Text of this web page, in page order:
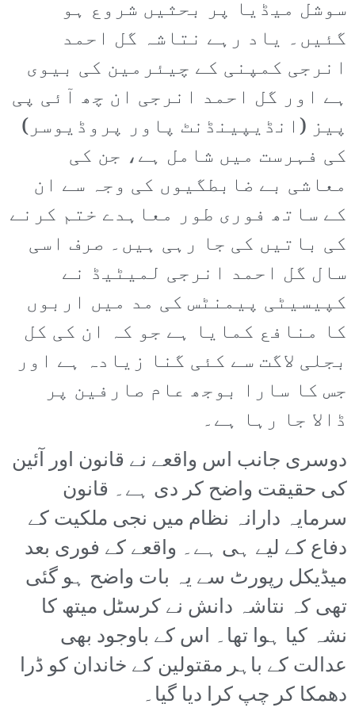
سوشل میڈیا پر بحثیں شروع ہو
گئیں۔ یاد رہے نتاشہ گل احمد
انرجی کمپنی کے چیئرمین کی بیوی
ہے اور گل احمد انرجی ان چھ آئی پی
پیز (انڈیپینڈنٹ پاور پروڈیوسر)
کی فہرست میں شامل ہے، جن کی
معاشی بے ضابطگیوں کی وجہ سے ان
کے ساتھ فوری طور معاہدے ختم کرنے
کی باتیں کی جا رہی ہیں۔ صرف اسی
سال گل احمد انرجی لمیٹیڈ نے
کپیسیٹی پیمنٹس کی مد میں اربوں
کا منافع کمایا ہے جو کہ ان کی کل
بجلی لاگت سے کئی گنا زیادہ ہے اور
جس کا سارا بوجھ عام صارفین پر
ڈالا جا رہا ہے۔
دوسری جانب اس واقعے نے قانون اور آئین
کی حقیقت واضح کر دی ہے۔ قانون
سرمایہ دارانہ نظام میں نجی ملکیت کے
دفاع کے لیے ہی ہے۔ واقعے کے فوری بعد
میڈیکل رپورٹ سے یہ بات واضح ہو گئی
تھی کہ نتاشہ دانش نے کرسٹل میتھ کا
نشہ کیا ہوا تھا۔ اس کے باوجود بھی
عدالت کے باہر مقتولین کے خاندان کو ڈرا
دھمکا کر چپ کرا دیا گیا۔